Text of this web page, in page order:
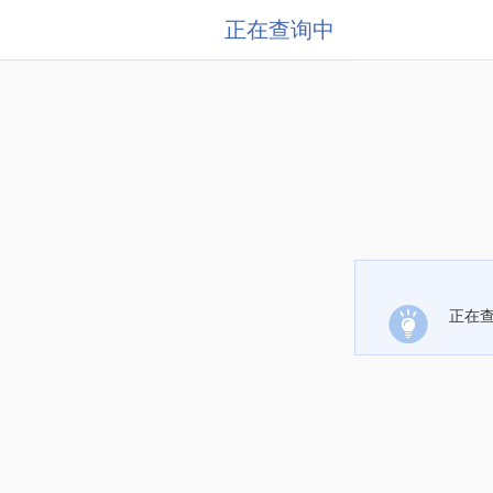
正在查询中
正在